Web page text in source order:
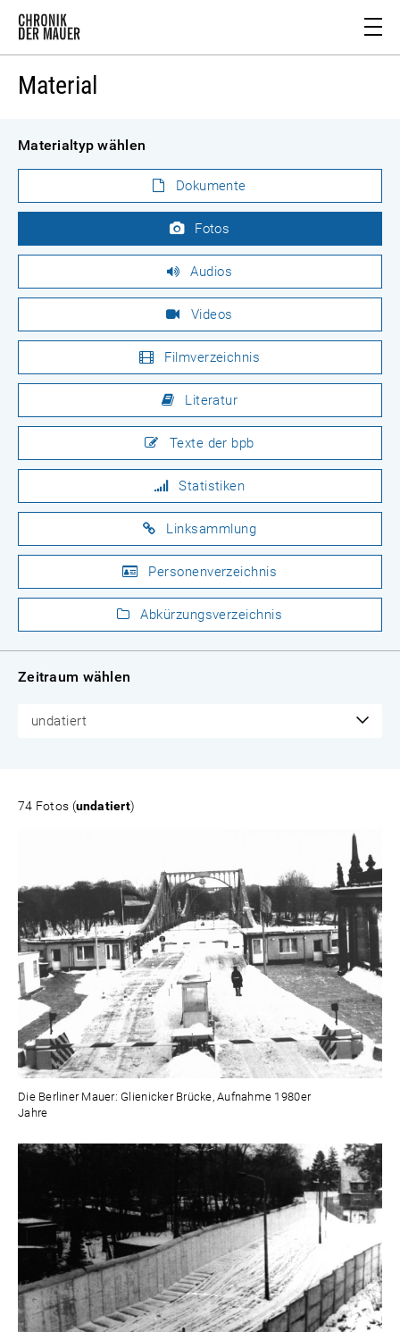
Material
Materialtyp wählen
Dokumente
Fotos
Audios
Videos
Filmverzeichnis
Literatur
Texte der bpb
Statistiken
Linksammlung
Personenverzeichnis
Abkürzungsverzeichnis
Zeitraum wählen
undatiert
74 Fotos (undatiert)
Die Berliner Mauer: Glienicker Brücke, Aufnahme 1980er
Jahre